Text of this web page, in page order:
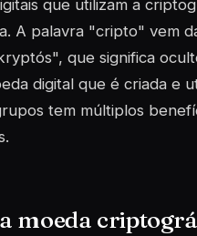
que utilizam a
A palavra "cripto" vem
que significa
digital que é criada e
tem múltiplos
moeda